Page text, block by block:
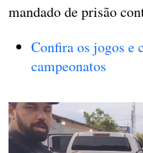
mandado de prisão
Confira os jogos e
campeonatos